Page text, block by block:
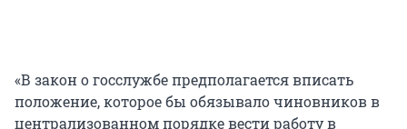
«В закон о госслужбе предполагается вписать
положение, которое бы обязывало чиновников в
централизованном порядке вести работу в